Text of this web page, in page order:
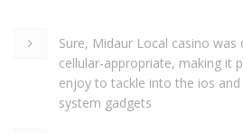
Sure, Midaur Local casino
cellular-appropriate, making it
enjoy to tackle into the ios
system gadgets